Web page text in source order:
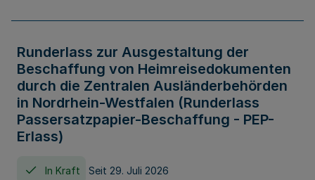
Runderlass zur Ausgestaltung der
Beschaffung von Heimreisedokumenten
durch die Zentralen Ausländerbehörden
in Nordrhein-Westfalen (Runderlass
Passersatzpapier-Beschaffung - PEP-
Erlass)
In Kraft Seit 29. Juli 2026